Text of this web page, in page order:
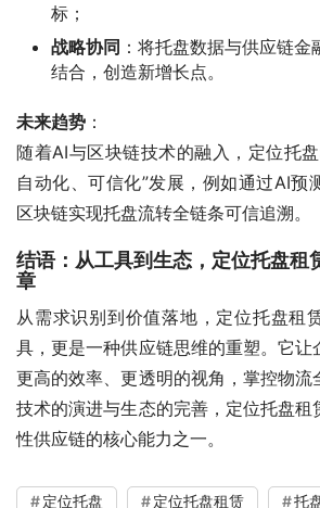
标；
战略协同 ：将托盘数据与供应链
结合，创造新增长点。
未来趋势 ：
随着AI与区块链技术的融入，定位托盘
自动化、可信化”发展，例如通过AI预
区块链实现托盘流转全链条可信追溯。
结语：从工具到生态，定位托盘租
章
从需求识别到价值落地，定位托盘租
具，更是一种供应链思维的重塑。它让
更高的效率、更透明的视角，掌控物流
技术的演进与生态的完善，定位托盘租
性供应链的核心能力之一。
定位托盘 定位托盘租赁 托